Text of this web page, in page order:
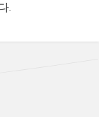
.